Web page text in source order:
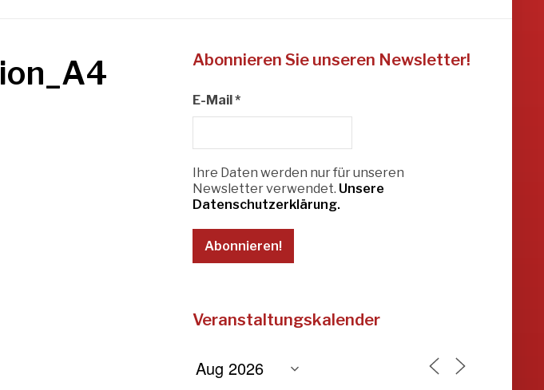
Abonnieren Sie unseren Newsletter!
E-Mail*
Ihre Daten werden nur für unseren
Newsletter verwendet. Unsere
Datenschutzerklärung.
Veranstaltungskalender